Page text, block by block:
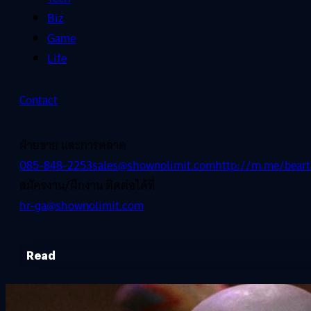
Biz
Game
Life
Contact
ฝ่ายขาย และการตลาด
085-848-2253sales@shownolimit.comhttp://m.me/
สมัครงาน/ฝึกงาน ติดต่อได้ที่
hr-ga@shownolimit.com
Read